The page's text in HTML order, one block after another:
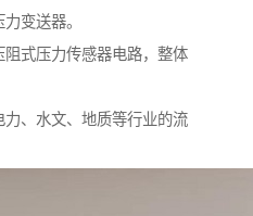
变送器。
式压力传感器电路，整体
、水文、地质等行业的流